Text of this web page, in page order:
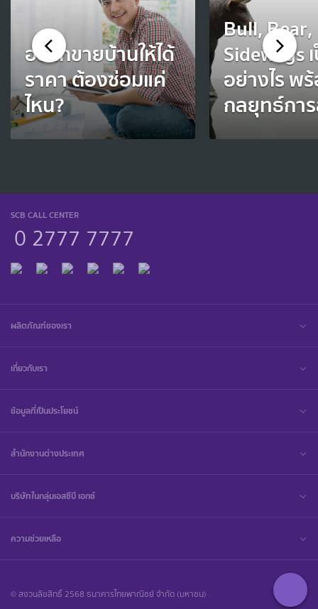
อยากขายบ้านให้ได้
ราคา ต้องซ่อมแค่
ไหน?
Bull, Bear,
Sideways
อย่างไร พ
กลยุทธ์กา
SCB CALL CENTER
0 2777 7777
ผลิตภัณฑ์ของเรา
เกี่ยวกับเรา
ข้อมูลที่เป็นประโยชน์
สำนักงานต่างประเทศ
บริษัทในกลุ่มเอสซีบี เอกซ์
ความช่วยเหลือ
© สงวนลิขสิทธิ์ 2568 ธนาคารไทยพาณิชย์ จำกัด (มหาชน)